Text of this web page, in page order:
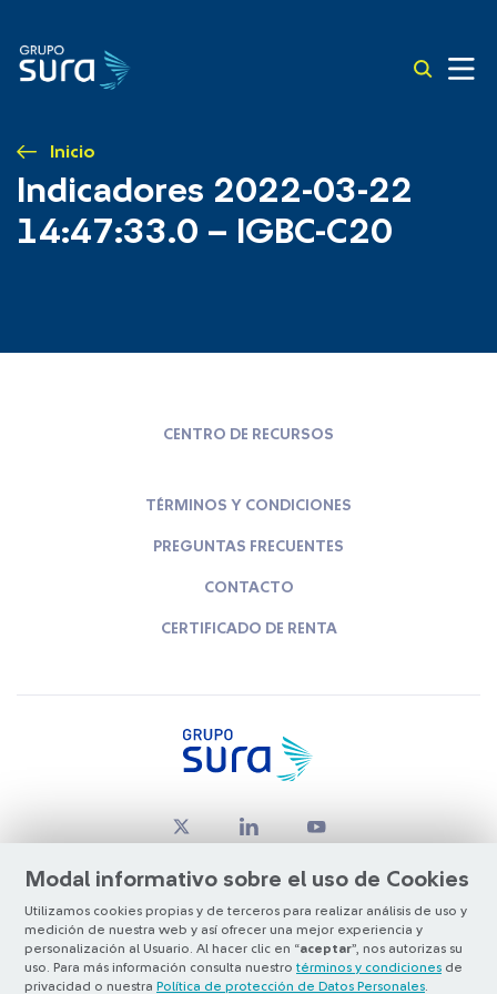
Inicio
Indicadores 2022-03-22
14:47:33.0 – IGBC-C20
Modal informativo sobre el uso de Cookies
Utilizamos cookies propias y de terceros para realizar análisis de uso y
medición de nuestra web y así ofrecer una mejor experiencia y
personalización al Usuario. Al hacer clic en “aceptar”, nos autorizas su
uso. Para más información consulta nuestro términos y condiciones de
privacidad o nuestra Política de protección de Datos Personales
CENTRO DE RECURSOS
TÉRMINOS Y CONDICIONES
PREGUNTAS FRECUENTES
CONTACTO
CERTIFICADO DE RENTA
© Copyright Grupo SURA 2026